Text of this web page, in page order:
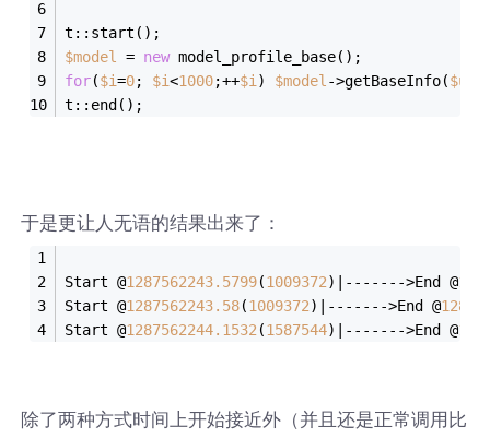
t::start();
$model
= new model_profile_base();
for($i=0; $i<1000;++$i ) $model ->getBaseInfo($uid
t::end();
于是更让人无语的结果出来了：
Start @1287562243.5799(1009372)|------->End @
Start @1287562243.58(1009372)|------->End @
Start @1287562244.1532 (1587544)|------->End @
除了两种方式时间上开始接近外（并且还是正常调用比